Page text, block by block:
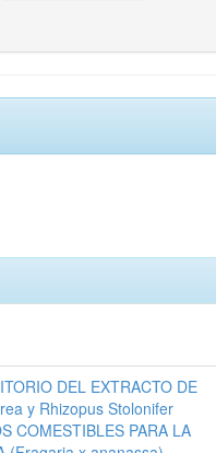
DEL EXTRACTO DE
y Rhizopus Stolonifer
COMESTIBLES PARA LA